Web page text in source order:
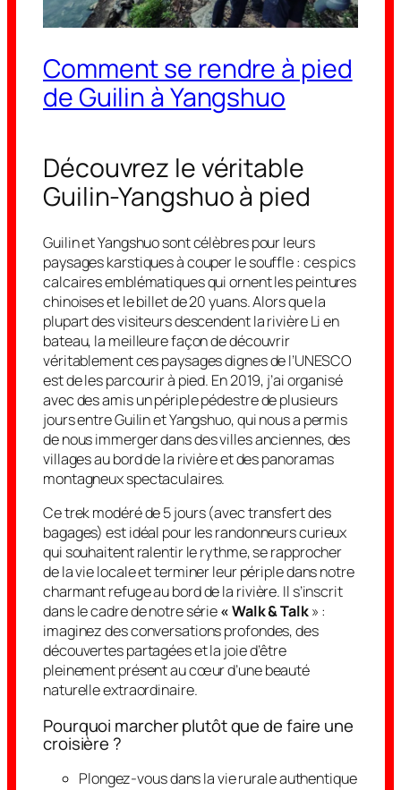
Comment se rendre à pied
de Guilin à Yangshuo
Découvrez le véritable
Guilin-Yangshuo à pied
Guilin et Yangshuo sont célèbres pour leurs
paysages karstiques à couper le souffle : ces pics
calcaires emblématiques qui ornent les peintures
chinoises et le billet de 20 yuans. Alors que la
plupart des visiteurs descendent la rivière Li en
bateau, la meilleure façon de découvrir
véritablement ces paysages dignes de l’UNESCO
est de les parcourir à pied. En 2019, j’ai organisé
avec des amis un périple pédestre de plusieurs
jours entre Guilin et Yangshuo, qui nous a permis
de nous immerger dans des villes anciennes, des
villages au bord de la rivière et des panoramas
montagneux spectaculaires.
Ce trek modéré de 5 jours (avec transfert des
bagages) est idéal pour les randonneurs curieux
qui souhaitent ralentir le rythme, se rapprocher
de la vie locale et terminer leur périple dans notre
charmant refuge au bord de la rivière. Il s’inscrit
dans le cadre de notre série« Walk & Talk» :
imaginez des conversations profondes, des
découvertes partagées et la joie d’être
pleinement présent au cœur d’une beauté
naturelle extraordinaire.
Pourquoi marcher plutôt que de faire une
croisière ?
Plongez-vous dans la vie rurale authentique